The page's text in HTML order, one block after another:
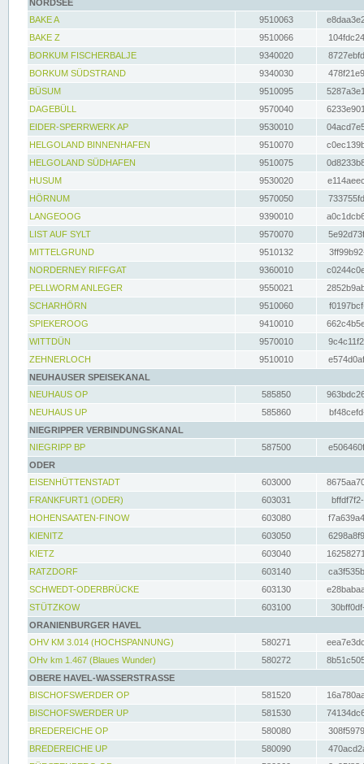
NORDSEE
BAKE A
9510063
BAKE Z
9510066
BORKUM FISCHERBALJE
9340020
BORKUM SÜDSTRAND
9340030
BÜSUM
9510095
DAGEBÜLL
9570040
EIDER-SPERRWERK AP
9530010
HELGOLAND BINNENHAFEN
9510070
HELGOLAND SÜDHAFEN
9510075
HUSUM
9530020
HÖRNUM
9570050
LANGEOOG
9390010
LIST AUF SYLT
9570070
MITTELGRUND
9510132
NORDERNEY RIFFGAT
9360010
PELLWORM ANLEGER
9550021
SCHARHÖRN
9510060
SPIEKEROOG
9410010
WITTDÜN
9570010
ZEHNERLOCH
9510010
NEUHAUSER SPEISEKANAL
NEUHAUS OP
585850
NEUHAUS UP
585860
NIEGRIPPER VERBINDUNGSKANAL
NIEGRIPP BP
587500
ODER
EISENHÜTTENSTADT
603000
FRANKFURT1 (ODER)
603031
HOHENSAATEN-FINOW
603080
KIENITZ
603050
KIETZ
603040
RATZDORF
603140
SCHWEDT-ODERBRÜCKE
603130
STÜTZKOW
603100
ORANIENBURGER HAVEL
OHV KM 3.014 (HOCHSPANNUNG)
580271
OHv km 1.467 (Blaues Wunder)
580272
OBERE HAVEL-WASSERSTRASSE
BISCHOFSWERDER OP
581520
BISCHOFSWERDER UP
581530
BREDEREICHE OP
580080
BREDEREICHE UP
580090